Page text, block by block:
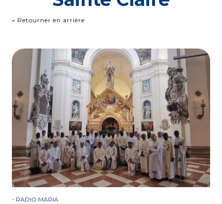
« Retourner en arrière
- RADIO MARIA